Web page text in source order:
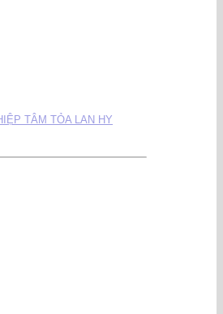
TÂM TỎA LAN HY